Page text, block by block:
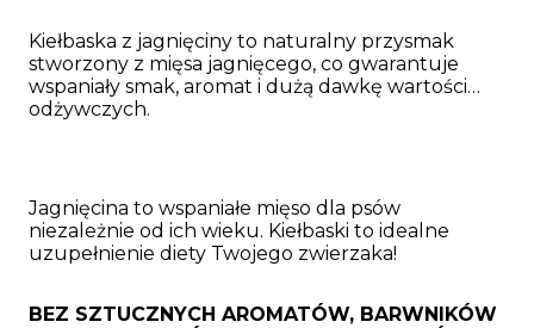
Kiełbaska z jagnięciny to naturalny przysmak
stworzony z mięsa jagnięcego, co gwarantuje
wspaniały smak, aromat i dużą dawkę wartości
odżywczych.
Jagnięcina to wspaniałe mięso dla psów
niezależnie od ich wieku. Kiełbaski to idealne
uzupełnienie diety Twojego zwierzaka!
BEZ SZTUCZNYCH AROMATÓW, BARWNIKÓW